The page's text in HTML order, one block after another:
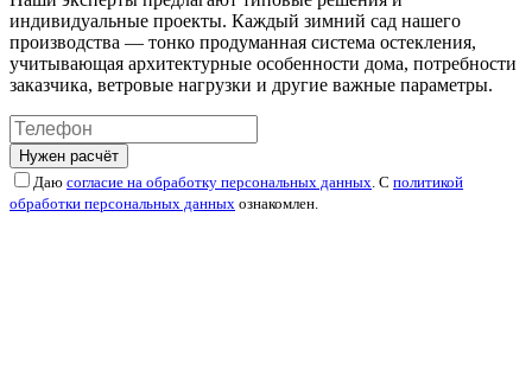
индивидуальные проекты. Каждый зимний сад нашего
производства — тонко продуманная система остекления,
учитывающая архитектурные особенности дома, потребности
заказчика, ветровые нагрузки и другие важные параметры.
Нужен расчёт
Даю согласие на обработку персональных данных. С политикой
обработки персональных данных ознакомлен.